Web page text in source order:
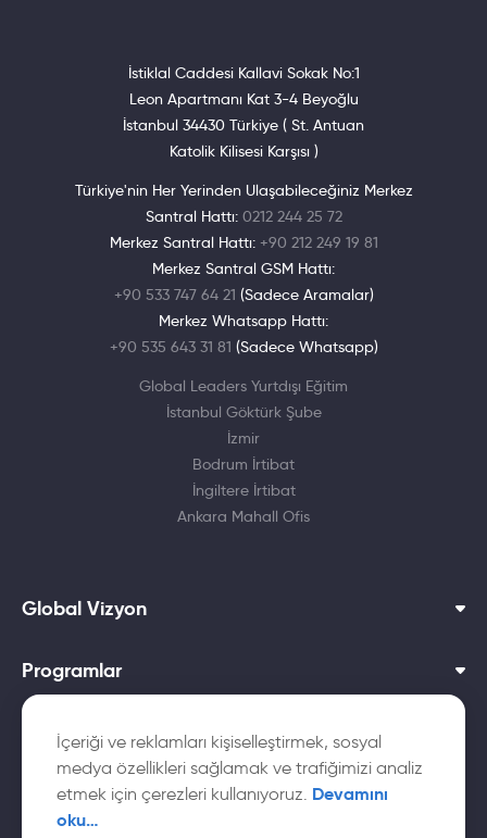
İçeriği ve reklamları kişiselleştirmek, sosyal
medya özellikleri sağlamak ve trafiğimizi analiz
etmek için çerezleri kullanıyoruz. Devamını
oku…
İstiklal Caddesi Kallavi Sokak No:1
Leon Apartmanı Kat 3-4 Beyoğlu
İstanbul 34430 Türkiye ( St. Antuan
Katolik Kilisesi Karşısı )
Türkiye'nin Her Yerinden Ulaşabileceğiniz Merkez
Santral Hattı: 0212 244 25 72
Merkez Santral Hattı: +90 212 249 19 81
Merkez Santral GSM Hattı:
+90 533 747 64 21 (Sadece Aramalar)
Merkez Whatsapp Hattı:
+90 535 643 31 81 (Sadece Whatsapp)
Global Leaders Yurtdışı Eğitim
İstanbul Göktürk Şube
İzmir
Bodrum İrtibat
İngiltere İrtibat
Ankara Mahall Ofis
Global Vizyon
Programlar
Dil Okulları
Yurtdışı Üniversiteler